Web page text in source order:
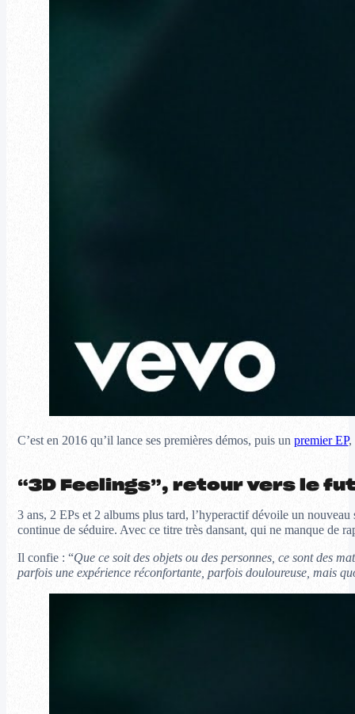
C’est en 2016 qu’il lance ses premières démos, puis un premier EP,
“3D Feelings”, retour vers le
3 ans, 2 EPs et 2 albums plus tard, l’hyperactif dévoile un nouveau
continue de séduire. Avec ce titre très dansant, qui ne manque de
Il confie : “Que ce soit des objets ou des personnes, ce sont des
parfois une expérience réconfortante, parfois douloureuse, mais